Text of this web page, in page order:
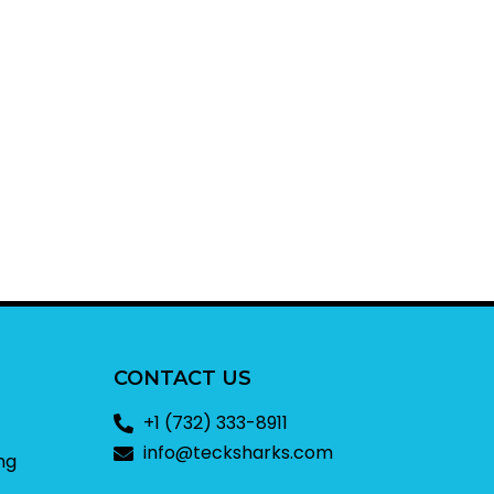
CONTACT US
+1 (732) 333-8911
info@tecksharks.com